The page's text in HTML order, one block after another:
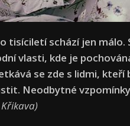
tisíciletí schází jen
vlasti, kde je
se zde s lidmi,
Neodbytné